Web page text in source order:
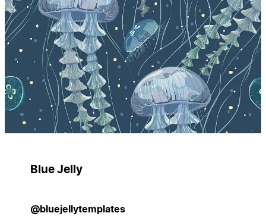
Blue Jelly
@bluejellytemplates